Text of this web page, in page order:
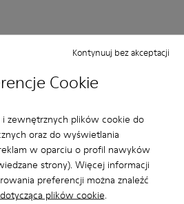
Cookie
i zewnętrznych plików cookie do
oraz do wyświetlania
w oparciu o profil nawyków
strony). Więcej informacji
preferencji można znaleźć
plików cookie.
Kontynuuj bez akceptacji
Mala
Wąska
6 miesięcy temu
comodísimos.